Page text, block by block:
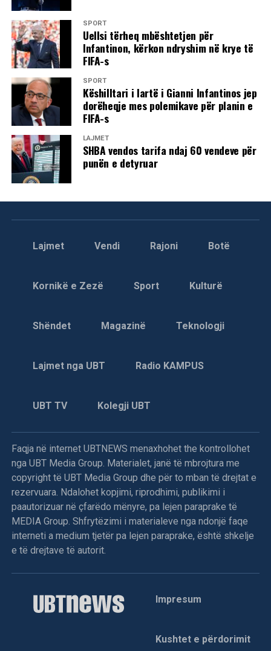
SPORT
Uellsi tërheq mbështetjen për
Infantinon, kërkon ndryshim në krye të
FIFA-s
SPORT
Këshilltari i lartë i Gianni Infantinos jep
dorëheqje mes polemikave për planin e
FIFA-s
LAJMET
SHBA vendos tarifa ndaj 60 vendeve për
punën e detyruar
Lajmet Vendi Rajoni Botë
Kornikë e Zezë Sport Kulturë
Shëndet Magazinë Teknologji
Lajmet nga UBT Radio KAMPUS
UBT TV Kolegji UBT
Faqja në internet UBTNEWS menaxhohet the kontrollohet
nga UBT Media Group. Materialet, janë të mbrojtura me
copyright të UBT Media Group dhe për to mban të drejtat e
rezervuara. Ndalohet kopjimi, riprodhimi, publikimi i
paautorizuar në çfarëdo mënyre, pa lejen paraprake të
MEDIA Group. Shfrytëzimi i materialeve nga ndonjë faqe
interneti a medium tjetër pa lejen paraprake, është shkelje
e të drejtave të autorit.
Impresum
Kushtet e përdorimit